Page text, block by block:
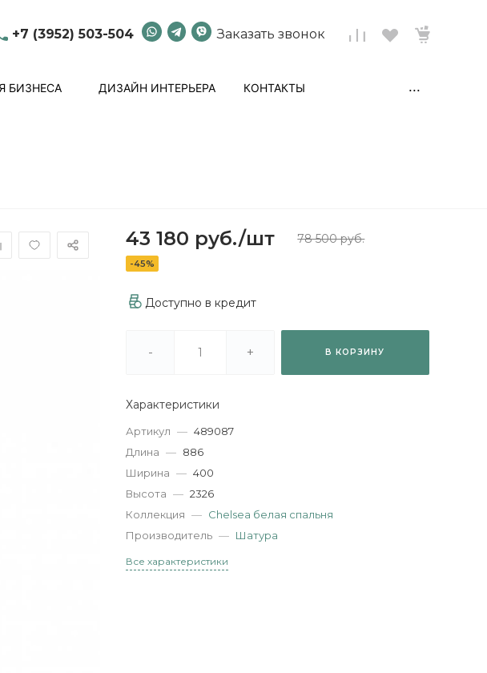
+7 (3952) 503-504 Заказать звонок
БИЗНЕСА ДИЗАЙН ИНТЕРЬЕРА КОНТАКТЫ ...
43 180 руб./шт 78 500 руб.
-45%
Доступно в кредит
- + В КОРЗИНУ
Характеристики
Артикул — 489087
Длина — 886
Ширина — 400
Высота — 2326
Коллекция — Chelsea белая спальня
Производитель — Шатура
Все характеристики